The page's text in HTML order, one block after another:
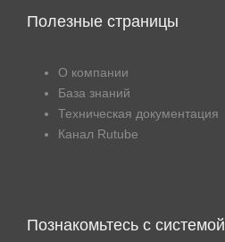
Полезные страницы
О компании
База знаний
Техническая документация
Канал Rutube
Познакомьтесь с системой